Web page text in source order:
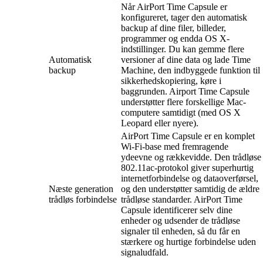
Automatisk
backup
Når AirPort Time Capsule er
konfigureret, tager den automatisk
backup af dine filer, billeder,
programmer og endda OS X-
indstillinger. Du kan gemme flere
versioner af dine data og lade Time
Machine, den indbyggede funktion til
sikkerhedskopiering, køre i
baggrunden. Airport Time Capsule
understøtter flere forskellige Mac-
computere samtidigt (med OS X
Leopard eller nyere).
Næste generation
trådløs forbindelse
AirPort Time Capsule er en komplet
Wi-Fi-base med fremragende
ydeevne og rækkevidde. Den trådløse
802.11ac-protokol giver superhurtig
internetforbindelse og dataoverførsel,
og den understøtter samtidig de ældre
trådløse standarder. AirPort Time
Capsule identificerer selv dine
enheder og udsender de trådløse
signaler til enheden, så du får en
stærkere og hurtige forbindelse uden
signaludfald.